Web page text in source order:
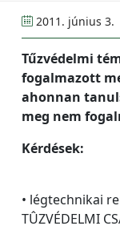
2011. június 3.
Tűzvédelmi
fogalmazott
ahonnan
meg nem
Kérdések:
• légtechnikai
TÛZVÉDELMI